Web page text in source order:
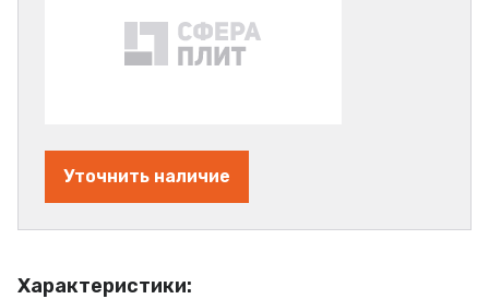
Характеристики:
Уточнить наличие